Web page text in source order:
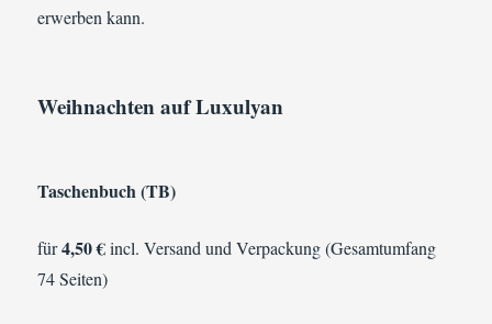
erwerben kann.
Weihnachten auf Luxulyan
Taschenbuch (TB)
für4,50 €incl. Versand und Verpackung (Gesamtumfang
74 Seiten)